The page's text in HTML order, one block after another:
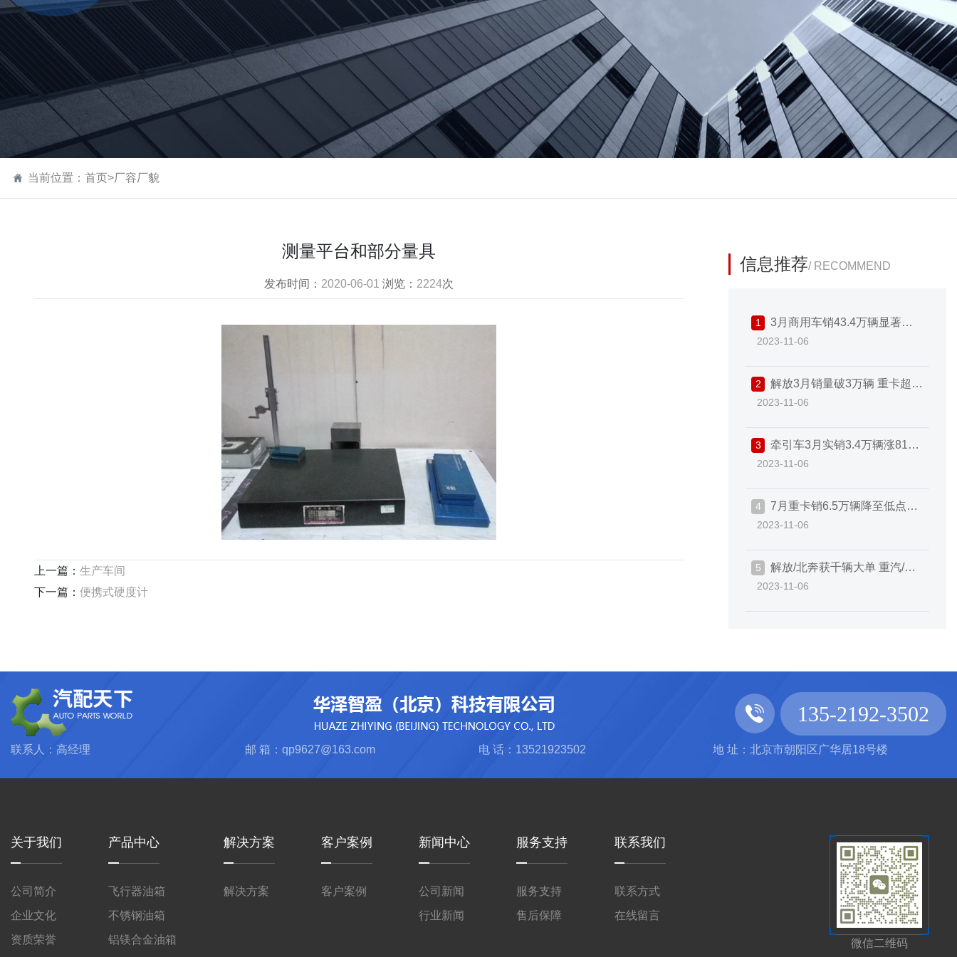
当前位置： 首页>厂容厂貌
测量平台和部分量具
发布时间： 2020-06-01 浏览： 2224次
上一篇： 生产车间
下一篇： 便携式硬度计
信息推荐/ RECOMMEND
1
3月商用车销43.4万辆显著回
暖！重卡、轻卡快速增长 出口近6
2023-11-06
2
解放3月销量破3万辆 重卡超
2.3万辆 轻卡大涨113%
2023-11-06
3
牵引车3月实销3.4万辆涨81%
解放再破万 东风返前二 重汽/福田
2023-11-06
4
7月重卡销6.5万辆降至低点！
下半年市场走势将会如何？ | 光耀
2023-11-06
5
解放/北奔获千辆大单 重汽/福
田燃气车火爆 7月重卡市场谁是赢
2023-11-06
135-2192-3502
联系人：高经理 邮 箱：qp9627@163.com 电 话：13521923502 地 址：北京市朝阳区广华居18号楼
关于我们
公司简介
企业文化
资质荣誉
产品中心
飞行器油箱
不锈钢油箱
铝镁合金油箱
解决方案
解决方案
客户案例
客户案例
新闻中心
公司新闻
行业新闻
服务支持
服务支持
售后保障
联系我们
联系方式
在线留言
微信二维码